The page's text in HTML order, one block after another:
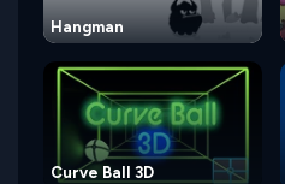
Hangman
Curve Ball 3D